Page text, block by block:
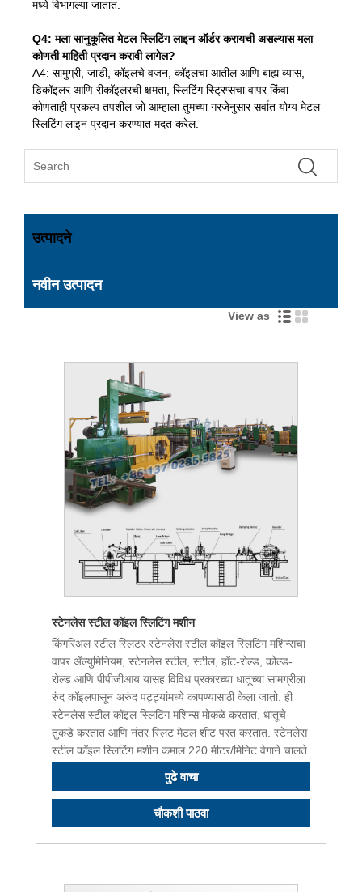
मध्ये विभागल्या जातात.
Q4: मला सानुकूलित मेटल स्लिटिंग लाइन ऑर्डर करायची असल्यास मला
कोणती माहिती प्रदान करावी लागेल?
A4: सामुग्री, जाडी, कॉइलचे वजन, कॉइलचा आतील आणि बाह्य व्यास,
डिकॉइलर आणि रीकॉइलरची क्षमता, स्लिटिंग स्ट्रिप्सचा वापर किंवा
कोणताही प्रकल्प तपशील जो आम्हाला तुमच्या गरजेनुसार सर्वात योग्य मेटल
स्लिटिंग लाइन प्रदान करण्यात मदत करेल.
उत्पादने
नवीन उत्पादन
View as
स्टेनलेस स्टील कॉइल स्लिटिंग मशीन
किंगरिअल स्टील स्लिटर स्टेनलेस स्टील कॉइल स्लिटिंग मशिन्सचा
वापर ॲल्युमिनियम, स्टेनलेस स्टील, स्टील, हॉट-रोल्ड, कोल्ड-
रोल्ड आणि पीपीजीआय यासह विविध प्रकारच्या धातूच्या सामग्रीला
रुंद कॉइलपासून अरुंद पट्ट्यांमध्ये कापण्यासाठी केला जातो. ही
स्टेनलेस स्टील कॉइल स्लिटिंग मशिन्स मोकळे करतात, धातूचे
तुकडे करतात आणि नंतर स्लिट मेटल शीट परत करतात. स्टेनलेस
स्टील कॉइल स्लिटिंग मशीन कमाल 220 मीटर/मिनिट वेगाने चालते.
पुढे वाचा
चौकशी पाठवा